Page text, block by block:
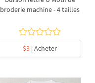
broderie machine - 4 tailles
$3| Acheter